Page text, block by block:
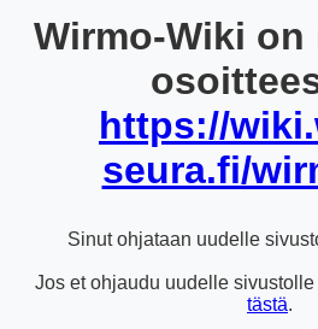
Wirmo-Wiki
https://
seura.fi/
Sinut ohjataan uudelle
Jos et ohjaudu uudelle
tästä.